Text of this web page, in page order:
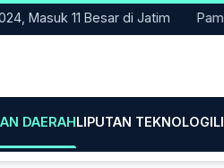
11 Besar di Jatim Pameran
DAERAHLIPUTAN TEKNOLOGI